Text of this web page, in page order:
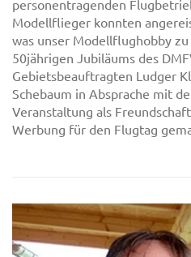
personentragenden
Modellflieger konnten
was unser Modellflughobby
50jährigen Jubiläums des
Gebietsbeauftragten Ludger
Schebaum in Absprache mit
Veranstaltung als
Werbung für den Flugtag